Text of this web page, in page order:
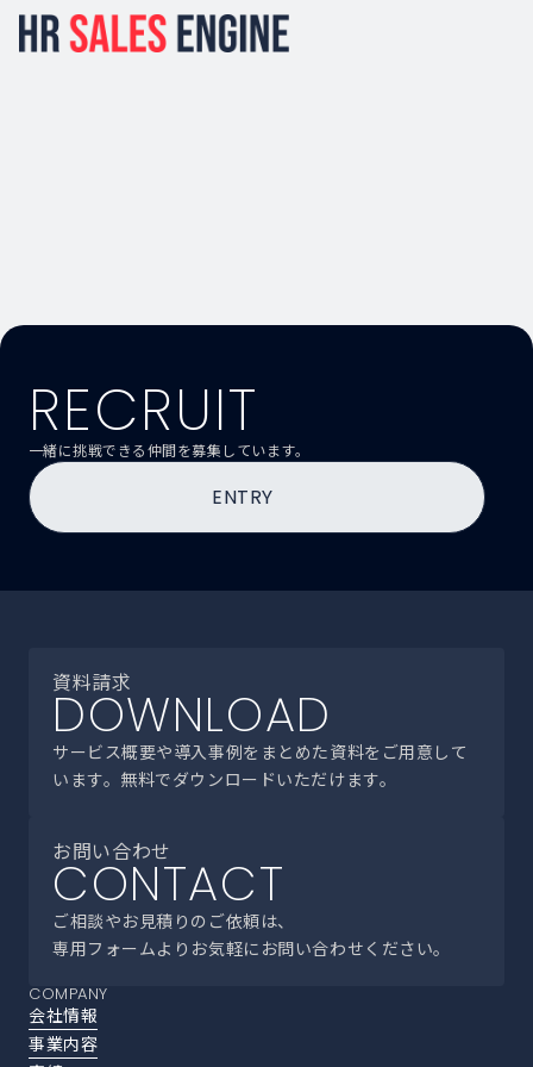
RECRUIT
一緒に挑戦できる仲間を募集しています。
ENTRY
COMPANY
会社情報
事業内容
お問い合わせ
CONTACT
ご相談やお見積りのご依頼は、
専用フォームよりお気軽にお問い合わせください。
資料請求
DOWNLOAD
サービス概要や導入事例をまとめた資料をご用意して
います。無料でダウンロードいただけます。